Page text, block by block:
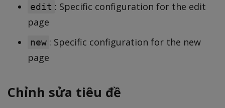
edit : Specific configuration for the edit
page
new : Specific configuration for the new
page
Chỉnh sửa tiêu đề